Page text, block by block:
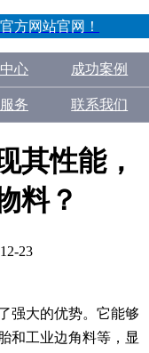
方网站官网！
心 成功案例
务 联系我们
其性能，
料？
23
强大的优势。它能够
和工业边角料等，显